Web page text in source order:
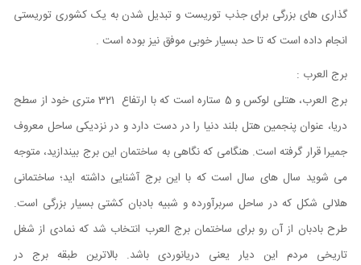
گذاری های بزرگی برای جذب توریست و تبدیل شدن به یک کشوری توریستی
انجام داده است که تا حد بسیار خوبی موفق نیز بوده است .
برج العرب :
برج العرب، هتلی لوکس و 5 ستاره است که با ارتفاع
321 متری خود از سطح
دریا، عنوان پنجمین هتل بلند دنیا را در دست دارد و در نزدیکی ساحل معروف
جمیرا قرار گرفته است. هنگامی که نگاهی به ساختمان این برج بیندازید، متوجه
می شوید سال های سال است که با این برج آشنایی داشته اید؛ ساختمانی
هلالی شکل که در ساحل سربرآورده و شبیه بادبان کشتی بسیار بزرگی است.
طرح بادبان از آن رو برای ساختمان برج العرب انتخاب شد که نمادی از شغل
تاریخی مردم این دیار یعنی دریانوردی باشد. بالاترین طبقه برج در